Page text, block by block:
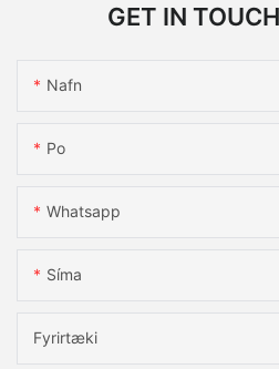
GET IN
Nafn
Po
Whatsapp
Síma
Fyrirtæki